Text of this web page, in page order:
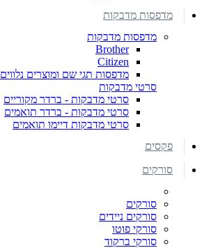
מדפסות מדבקות
מדפסות מדבקות
Brother
Citizen
מדפסות תגי שם ומוצרים נלווים
סרטי מדבקות
סרטי מדבקות - ברדר מקוריים
סרטי מדבקות - ברדר תואמים
סרטי מדבקות דיימו תואמים
פקסים
סורקים
סורקים
סורקים ניידים
סורקי פוטו
סורקי ברקוד